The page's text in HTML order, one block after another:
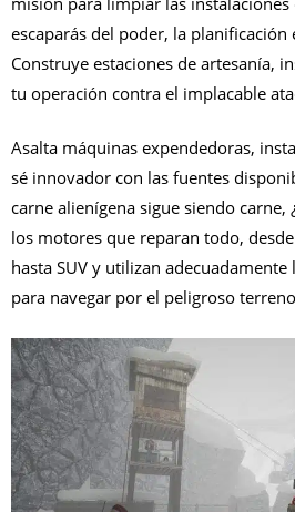
escaparás del poder, la planificación
Construye estaciones de artesanía,
tu operación contra el implacable
Asalta máquinas expendedoras,
sé innovador con las fuentes
carne alienígena sigue siendo carne,
los motores que reparan todo,
hasta SUV y utilizan
para navegar por el peligroso